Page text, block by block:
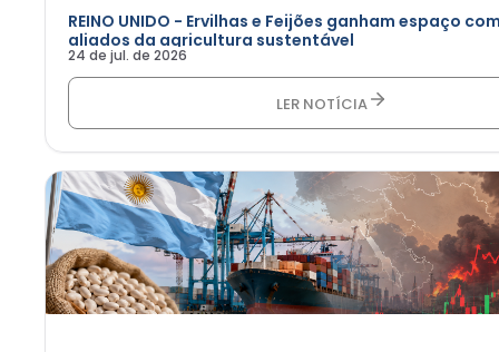
REINO UNIDO - Ervilhas e Feijões ganham espaço
aliados da agricultura sustentável
24 de jul. de 2026
LER NOTÍCIA